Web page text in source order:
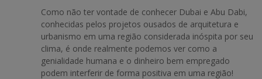
Como não ter vontade de conhecer Dubai e Abu Dabi,
conhecidas pelos projetos ousados de arquitetura e
urbanismo em uma região considerada inóspita por seu
clima, é onde realmente podemos ver como a
genialidade humana e o dinheiro bem empregado
podem interferir de forma positiva em uma região!